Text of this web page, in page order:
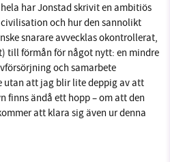
har Jonstad skrivit en ambitiös
och hur den sannolikt
snarare avvecklas okontrollerat,
till förmån för något nytt: en mindre
och samarbete
utan att jag blir lite deppig av att
finns ändå ett hopp – om att den
att klara sig även ur denna